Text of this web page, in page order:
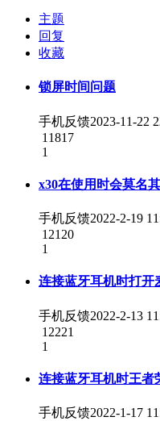
主题
回复
收藏
锁屏时间问题
手机反馈2023-11-22
11817
1
x30在使用时会莫名
手机反馈2022-2-19
12120
1
连接蓝牙耳机时打开
手机反馈2022-2-13
12221
1
连接蓝牙耳机时王者
手机反馈2022-1-17